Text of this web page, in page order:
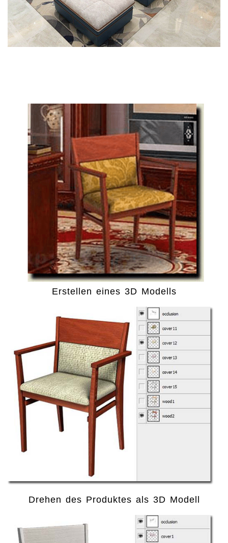
Erstellen eines 3D Modells
Drehen des Produktes als 3D Modell